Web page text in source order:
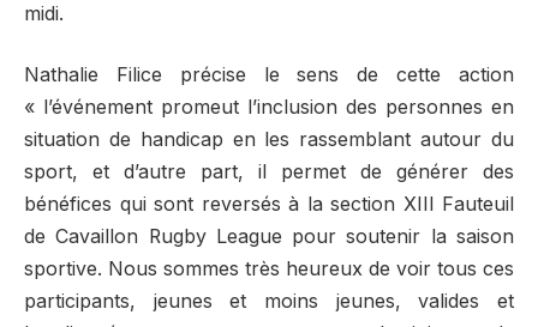
midi.
Nathalie Filice précise le sens de cette action
« l’événement promeut l’inclusion des personnes en
situation de handicap en les rassemblant autour du
sport, et d’autre part, il permet de générer des
bénéfices qui sont reversés à la section XIII Fauteuil
de Cavaillon Rugby League pour soutenir la saison
sportive. Nous sommes très heureux de voir tous ces
participants, jeunes et moins jeunes, valides et